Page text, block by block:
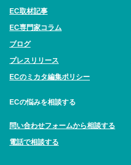
EC取材記事
EC専門家コラム
ブログ
プレスリリース
ECのミカタ編集ポリシー
ECの悩みを相談する
問い合わせフォームから相談する
電話で相談する